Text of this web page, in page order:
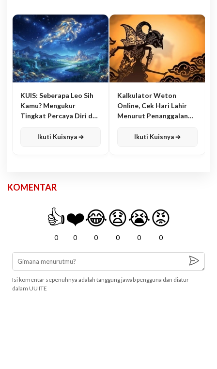
KUIS: Seberapa Leo Sih
Kamu? Mengukur
Tingkat Percaya Diri dan
Ikuti Kuisnya ➔
Kalkulator Weton
Online, Cek Hari Lahir
Menurut Penanggalan
Ikuti Kuisnya ➔
KOMENTAR
👍
0
❤️
0
😂
0
😧
0
😭
0
😡
0
Isi komentar sepenuhnya adalah tanggung jawab pengguna dan diatur
dalam UU ITE